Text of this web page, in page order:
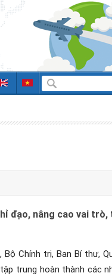
đạo, nâng cao vai
Chính trị, Ban Bí thư,
trung hoàn thành các